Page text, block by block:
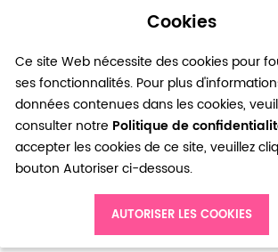
Cookies
Ce site Web nécessite des cookies pour
ses fonctionnalités. Pour plus
données contenues dans les cookies,
consulter notre Politique de
accepter les cookies de ce site, veuillez
bouton Autoriser ci-dessous.
AUTORISER LES COOKIES
0
Perle en métal Connecteur Cône